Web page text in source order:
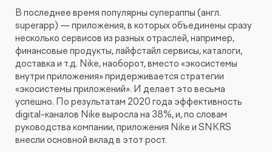
Оптимизация скорости загрузки сайта
Интеграция и поддержка умного поиска SearchBooster
Настройка Битрикс24
Видеопродакшн
В последнее время популярны супераппы (англ.
superapp) — приложения, в которых объединены сразу
несколько сервисов из разных отраслей, например,
финансовые продукты, лайфстайл сервисы, каталоги,
доставка и т.д. Nike, наоборот, вместо «экосистемы
внутри приложения» придерживается стратегии
«экосистемы приложений». И делает это весьма
успешно. По результатам 2020 года эффективность
digital-каналов Nike выросла на 38%, и, по словам
руководства компании, приложения Nike и SNKRS
внесли основной вклад в этот рост.